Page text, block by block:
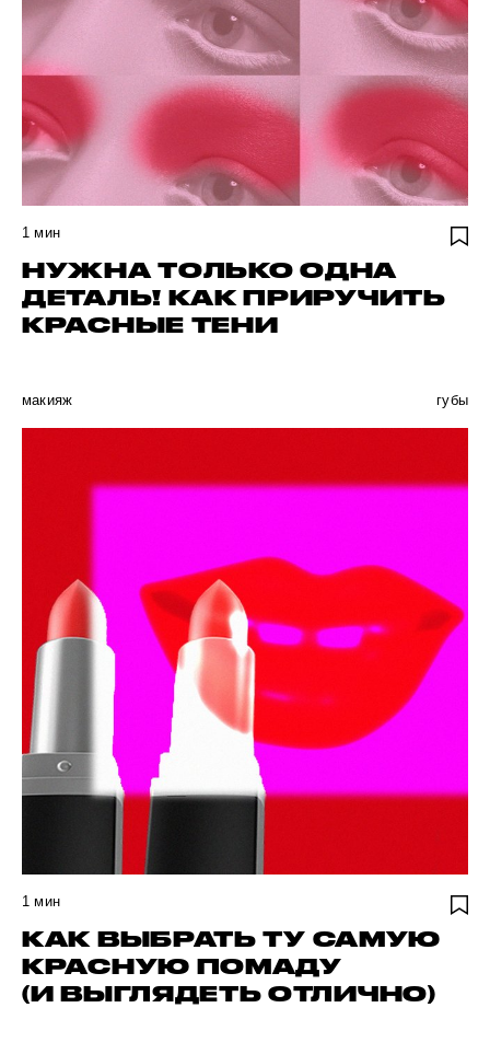
1 мин
НУЖНА ТОЛЬКО ОДНА
ДЕТАЛЬ! КАК ПРИРУЧИТЬ
КРАСНЫЕ ТЕНИ
макияж губы
1 мин
КАК ВЫБРАТЬ ТУ САМУЮ
КРАСНУЮ ПОМАДУ
(И ВЫГЛЯДЕТЬ ОТЛИЧНО)